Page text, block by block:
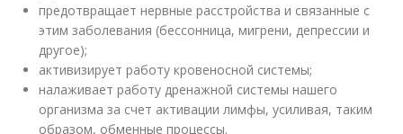
предотвращает нервные расстройства и связанные с
этим заболевания (бессонница, мигрени, депрессии и
другое);
активизирует работу кровеносной системы;
налаживает работу дренажной системы нашего
организма за счет активации лимфы, усиливая, таким
образом, обменные процессы.